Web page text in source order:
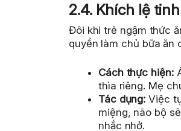
2.4. Khích lệ
Đôi khi trẻ ngậm thức
quyền làm chủ bữa ăn
Cách thực hiện:
thìa riêng. Mẹ
Tác dụng: Việc
miệng, não bộ
nhắc nhở.